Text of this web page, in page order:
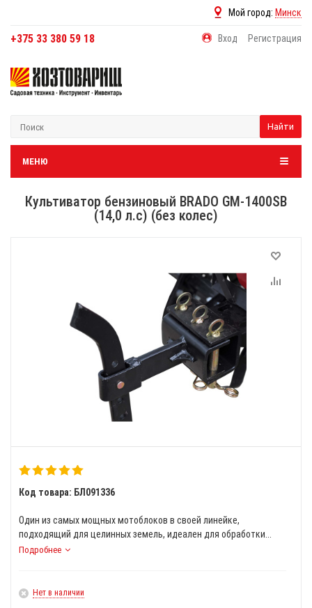
Мой город: Минск
+375 33 380 59 18 Вход Регистрация
Найти
МЕНЮ
Культиватор бензиновый BRADO GM-1400SB
(14,0 л.с) (без колес)
Код товара: БЛ091336
Один из самых мощных мотоблоков в своей линейке,
подходящий для целинных земель, идеален для обработки...
Подробнее
Нет в наличии